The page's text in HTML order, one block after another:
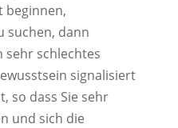
beginnen,
suchen, dann
sehr schlechtes
signalisiert
so dass Sie sehr
und sich die